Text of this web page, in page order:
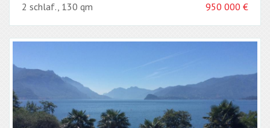
2 schlaf., 130 qm
950 000 €